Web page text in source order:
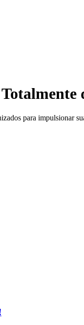
para impulsionar